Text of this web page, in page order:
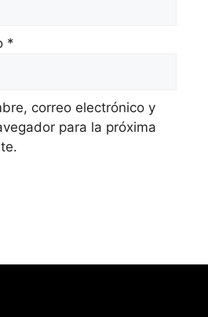
*
correo electrónico y
para la próxima